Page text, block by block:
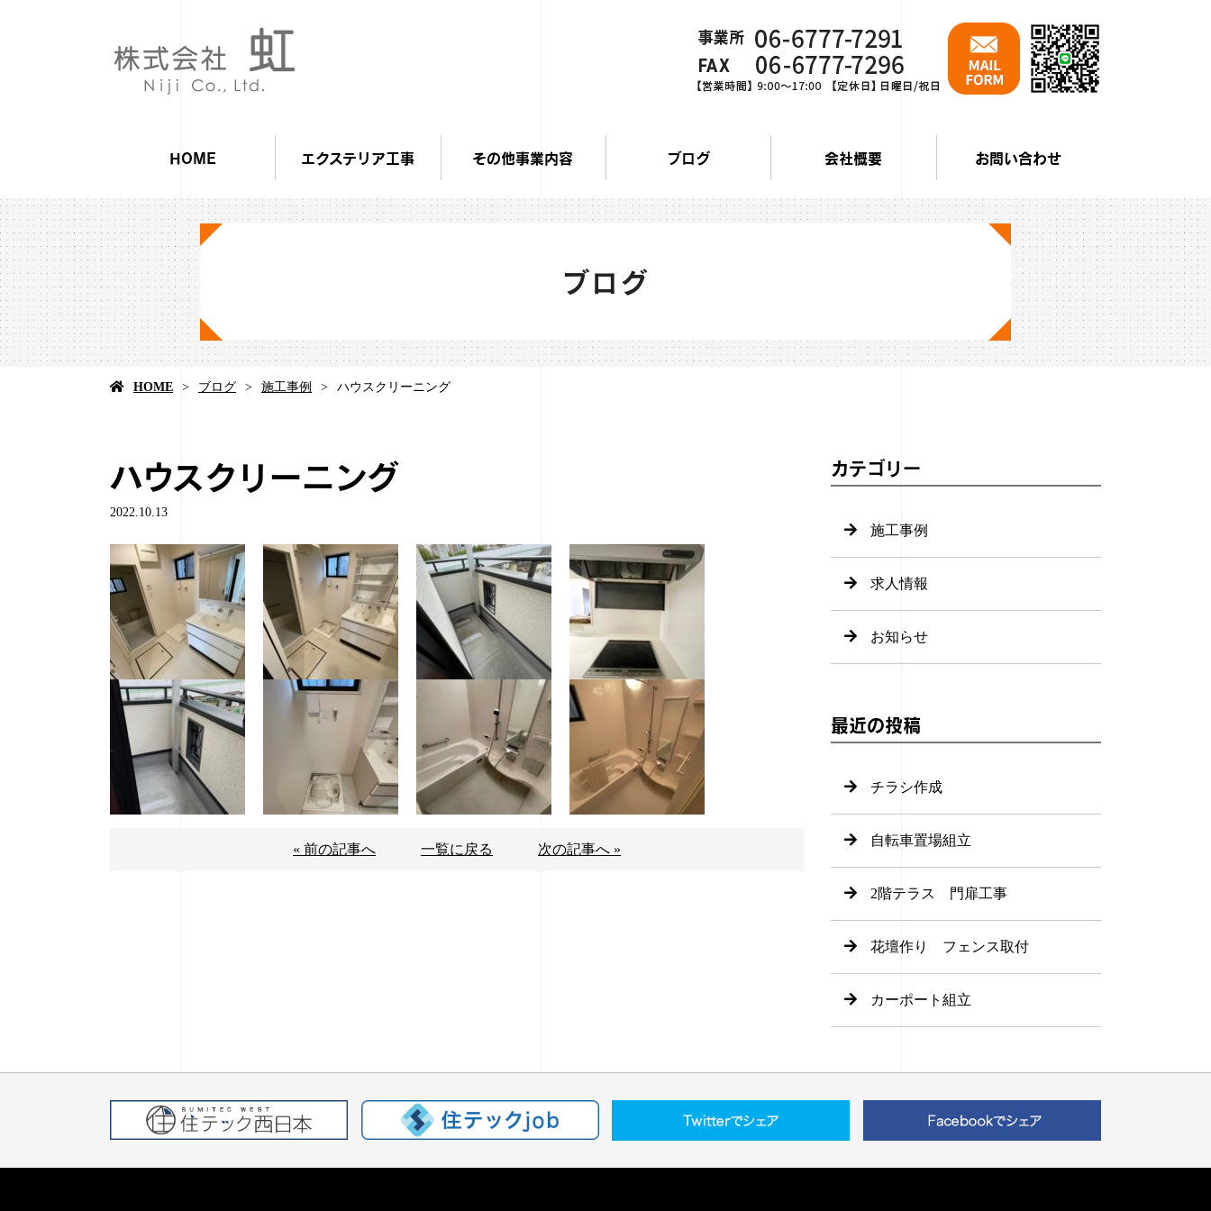
HOME エクステリア工事 その他事業内容 ブログ 会社概要 お問い合わせ
ブログ
HOME ブログ 施工事例 ハウスクリーニング
ハウスクリーニング
2022.10.13
« 前の記事へ 一覧に戻る 次の記事へ »
カテゴリー
施工事例
求人情報
お知らせ
最近の投稿
チラシ作成
自転車置場組立
2階テラス 門扉工事
花壇作り フェンス取付
カーポート組立